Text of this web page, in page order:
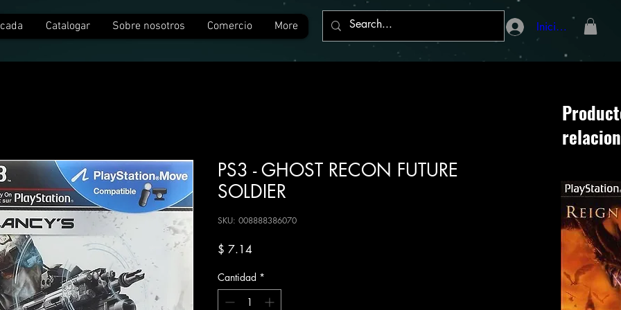
Catalogar Sobre nosotros Comercio More Iniciar sesión
PS3 - GHOST RECON FUTURE
SOLDIER
SKU: 008888386070
$ 7.14Precio
Cantidad *